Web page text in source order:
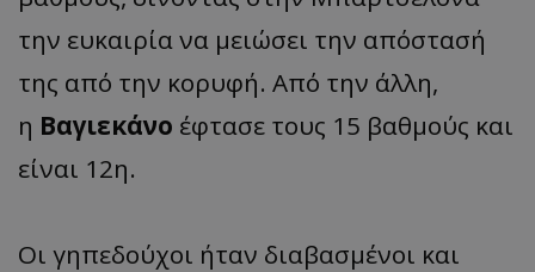
την ευκαιρία να μειώσει την απόστασή
της από την κορυφή. Από την άλλη,
η Βαγιεκάνο έφτασε τους 15 βαθμούς και
είναι 12η.
Οι γηπεδούχοι ήταν διαβασμένοι και